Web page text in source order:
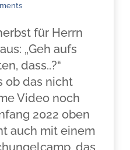
für Herrn
„Geh aufs
dass..?“
ob das nicht
Video noch
2022 oben
auch mit einem
das